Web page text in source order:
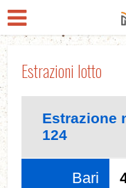
Estrazioni lotto